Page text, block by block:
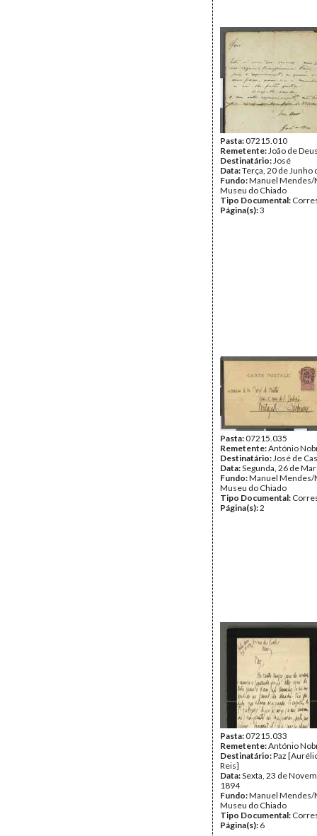
Pasta:07215.010
Remetente:João de
Destinatário:José
Data:Terça, 20 de Junho
Fundo:Manuel Mendes/
Museu do Chiado
Tipo Documental:
Página(s):3
Pasta:07215.035
Remetente:António
Destinatário:José de
Data:Segunda, 26 de
Fundo:Manuel Mendes/
Museu do Chiado
Tipo Documental:
Página(s):2
Pasta:07215.033
Remetente:António
Destinatário:Paz
Reis]
Data:Sexta, 23 de
1894
Fundo:Manuel Mendes/
Museu do Chiado
Tipo Documental:
Página(s): 6